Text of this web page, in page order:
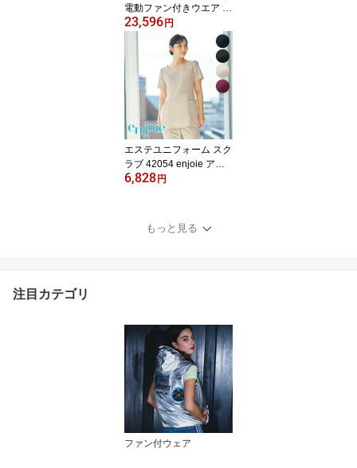
電動ファン付きウエア 2
026新セット 】エアーク
ラフトタクティカル半袖
ブルゾン AC1156-SET [2
025年モデル]【サイドフ
ァン仕様】【フルハーネ
ス対応】 BURTLE バー
トル AIRCRAFT 空調作
業服 [返品・交換不可]
23,596円
エステユニフォーム スク
ラブ 42054 enjoie アン
ジョア LA BEAUTE ラ・
クリニック 制服 美容鍼
6,828円
もっと見る
注目カテゴリ
ファン付ウェア